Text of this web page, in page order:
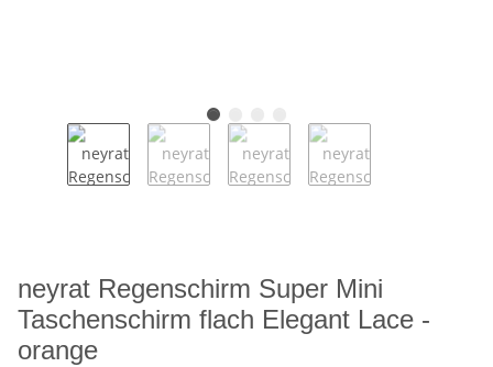
neyrat Regenschirm Super Mini
Taschenschirm flach Elegant Lace -
orange